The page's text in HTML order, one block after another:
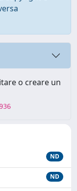
o creare un
ND
ND